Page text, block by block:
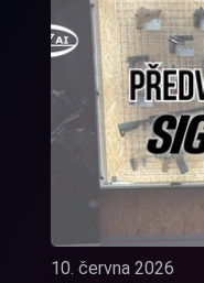
10. června 2026